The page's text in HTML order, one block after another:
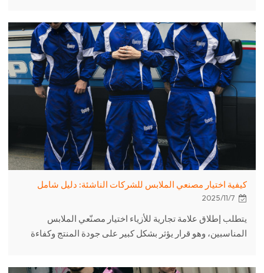
streetwear-clothing-brands
كيفية اختيار مصنعي الملابس للشركات الناشئة: دليل شامل
2025/11/7
يتطلب إطلاق علامة تجارية للأزياء اختيار مصنّعي الملابس
المناسبين، وهو قرار يؤثر بشكل كبير على جودة المنتج وكفاءة